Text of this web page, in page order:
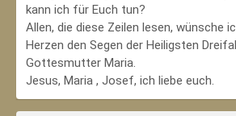
kann ich für Euch tun?
Allen, die diese Zeilen lesen, wünsche
Herzen den Segen der Heiligsten
Gottesmutter Maria.
Jesus, Maria , Josef, ich liebe euch.